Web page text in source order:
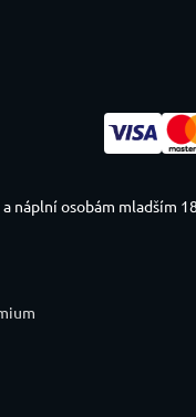
náplní osobám mladším